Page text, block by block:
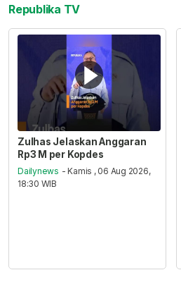
Republika TV
Zulhas Jelaskan Anggaran
Rp3 M per Kopdes
Dailynews - Kamis , 06 Aug 2026,
18:30 WIB